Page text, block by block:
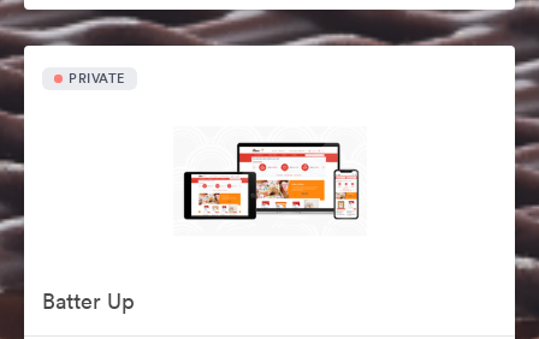
PRIVATE
Batter Up